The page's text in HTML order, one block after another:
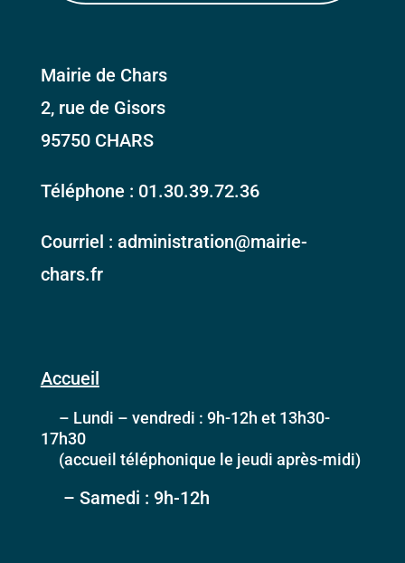
Mairie de Chars
2, rue de Gisors
95750 CHARS
Téléphone : 01.30.39.72.36
Courriel : administration@mairie-
chars.fr
Accueil
– Lundi – vendredi : 9h-12h et 13h30-
17h30
(accueil téléphonique le jeudi après-midi)
– Samedi : 9h-12h